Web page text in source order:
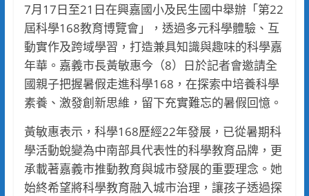
7月17日至21日在興嘉國小及民生國中舉辦「第22
屆科學168教育博覽會」，透過多元科學體驗、互
動實作及跨域學習，打造兼具知識與趣味的科學嘉
年華。嘉義市長黃敏惠今（8）日於記者會邀請全
國親子把握暑假走進科學168，在探索中培養科學
素養、激發創新思維，留下充實難忘的暑假回憶。
黃敏惠表示，科學168歷經22年發展，已從暑期科
學活動蛻變為中南部具代表性的科學教育品牌，更
承載著嘉義市推動教育與城市發展的重要理念。她
始終希望將科學教育融入城市治理，讓孩子透過探